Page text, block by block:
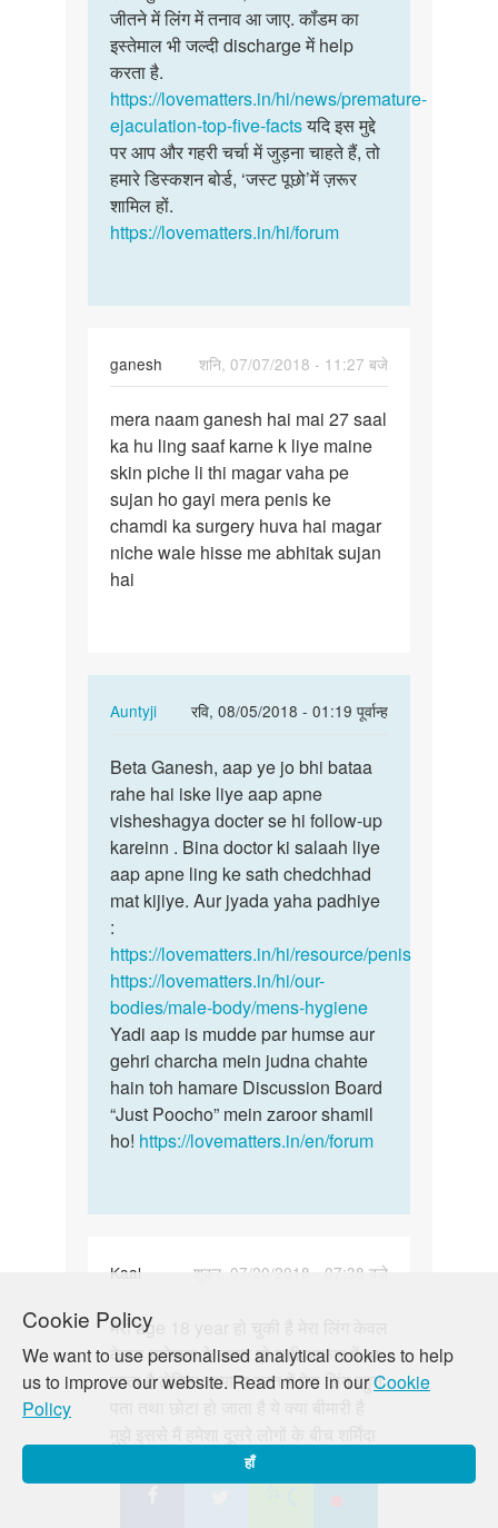
Cookie Policy
We want to use personalised analytical cookies to help
us to improve our website. Read more in ourCookie
Policy
हाँ
etah
जीतने में लिंग में तनाव आ जाए. कॉंडम का
इस्तेमाल भी जल्दी discharge में help
करता है.
https://lovematters.in/hi/news/premature-
ejaculation-top-five-factsयदि इस मुद्दे
पर आप और गहरी चर्चा में जुड़ना चाहते हैं, तो
हमारे डिस्कशन बोर्ड, ‘जस्ट पूछो’में ज़रूर
शामिल हों.
https://lovematters.in/hi/forum
ganesh
शनि, 07/07/2018 - 11:27 बजे
mera
naam
ganesh
hai
mai
27…
mera naam ganesh hai mai 27 saal
ka hu ling saaf karne k liye maine
skin piche li thi magar vaha pe
sujan ho gayi mera penis ke
chamdi ka surgery huva hai magar
niche wale hisse me abhitak sujan
hai
Auntyji
रवि, 08/05/2018 - 01:19 पूर्वान्ह
In
to
mera
naam
ganesh
hai
mai
by
ganesh
Beta
Ganesh,
aap
ye
jo
bhi…
Beta Ganesh, aap ye jo bhi bataa
rahe hai iske liye aap apne
visheshagya docter se hi follow-up
kareinn . Bina doctor ki salaah liye
aap apne ling ke sath chedchhad
mat kijiye. Aur jyada yaha padhiye
:
https://lovematters.in/hi/resource/penis
https://lovematters.in/hi/our-
bodies/male-body/mens-hygiene
Yadi aap is mudde par humse aur
gehri charcha mein judna chahte
hain toh hamare Discussion Board
“Just Poocho” mein zaroor shamil
ho! https://lovematters.in/en/forum
Kaal
शुक्र, 07/20/2018 - 07:38 बजे
पर्मालिंक
मेरी
age
18
है…
मेरी age 18 year हो चुकी है मेरा लिंग केवल
केवल उत्तेजना के समय तो सही आकार में आ
जाता है लेकिन सामान्य वक्त में मेरा लिंग बहुत